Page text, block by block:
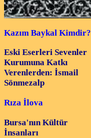
Kazım Baykal Kimdir?
Eski Eserleri Sevenler
Kurumuna Katkı
Verenlerden: İsmail
Sönmezalp
Rıza İlova
Bursa'nın Kültür
İnsanları